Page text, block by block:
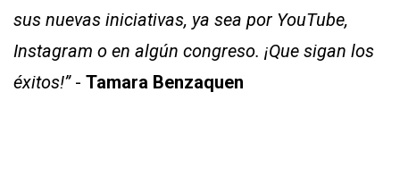
sus nuevas iniciativas, ya sea por YouTube,
Instagram o en algún congreso. ¡Que sigan los
éxitos!”- Tamara Benzaquen